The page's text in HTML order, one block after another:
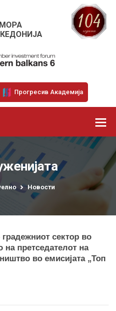
Прогресив Академија
Новости
сектор во
на претседателот на
во емисијата „Топ